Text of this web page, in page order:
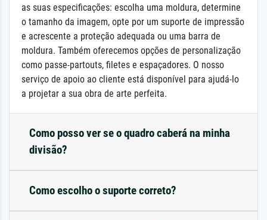
as suas especificações: escolha uma moldura, determine
o tamanho da imagem, opte por um suporte de impressão
e acrescente a proteção adequada ou uma barra de
moldura. Também oferecemos opções de personalização
como passe-partouts, filetes e espaçadores. O nosso
serviço de apoio ao cliente está disponível para ajudá-lo
a projetar a sua obra de arte perfeita.
Como posso ver se o quadro caberá na minha
divisão?
Como escolho o suporte correto?